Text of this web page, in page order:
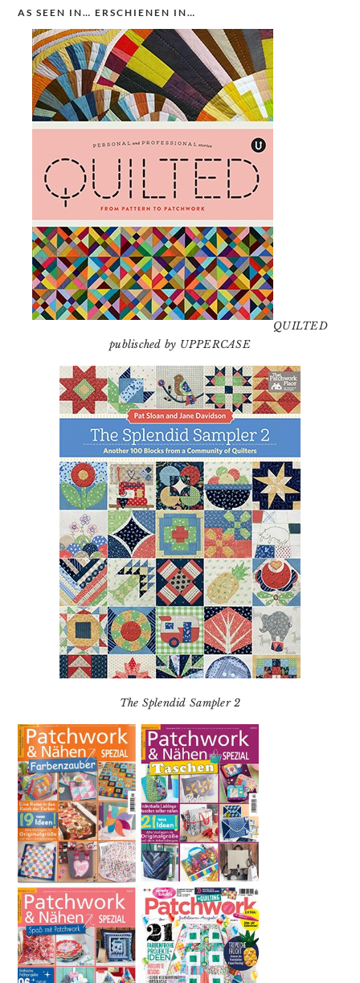
AS SEEN IN… ERSCHIENEN IN…
QUILTED
publisched by UPPERCASE
The Splendid Sampler 2